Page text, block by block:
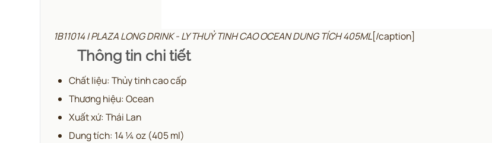
1B11014 | PLAZA LONG DRINK - LY THUỶ TINH CAO OCEAN DUNG TÍCH 405ML[/caption]
Thông tin chi tiết
Chất liệu: Thủy tinh cao cấp
Thương hiệu: Ocean
Xuất xứ: Thái Lan
Dung tích: 14 ¼ oz (405 ml)